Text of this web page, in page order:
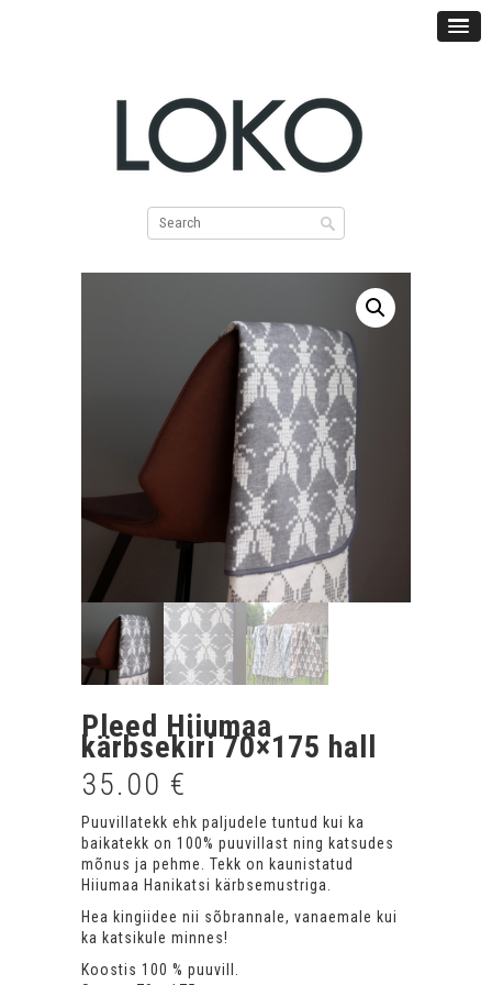
Pleed Hiiumaa
kärbsekiri 70×175 hall
35.00 €
Puuvillatekk ehk paljudele tuntud kui ka
baikatekk on 100% puuvillast ning katsudes
mõnus ja pehme. Tekk on kaunistatud
Hiiumaa Hanikatsi kärbsemustriga.
Hea kingiidee nii sõbrannale, vanaemale kui
ka katsikule minnes!
Koostis 100 % puuvill.